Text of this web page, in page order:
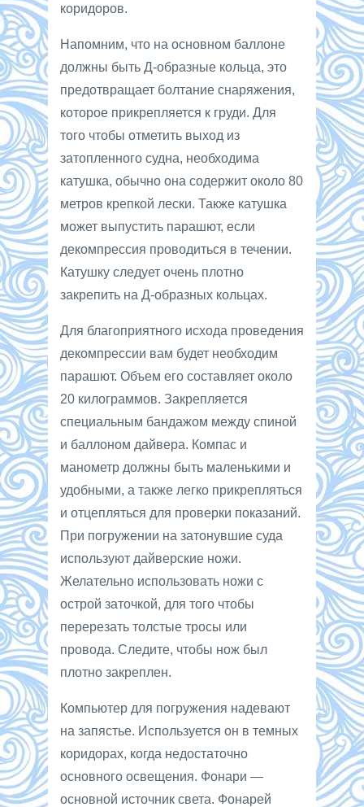
коридоров.
Напомним, что на основном баллоне
должны быть Д-образные кольца, это
предотвращает болтание снаряжения,
которое прикрепляется к груди. Для
того чтобы отметить выход из
затопленного судна, необходима
катушка, обычно она содержит около 80
метров крепкой лески. Также катушка
может выпустить парашют, если
декомпрессия проводиться в течении.
Катушку следует очень плотно
закрепить на Д-образных кольцах.
Для благоприятного исхода проведения
декомпрессии вам будет необходим
парашют. Объем его составляет около
20 килограммов. Закрепляется
специальным бандажом между спиной
и баллоном дайвера. Компас и
манометр должны быть маленькими и
удобными, а также легко прикрепляться
и отцепляться для проверки показаний.
При погружении на затонувшие суда
используют дайверские ножи.
Желательно использовать ножи с
острой заточкой, для того чтобы
перерезать толстые тросы или
провода. Следите, чтобы нож был
плотно закреплен.
Компьютер для погружения надевают
на запястье. Используется он в темных
коридорах, когда недостаточно
основного освещения. Фонари —
основной источник света. Фонарей